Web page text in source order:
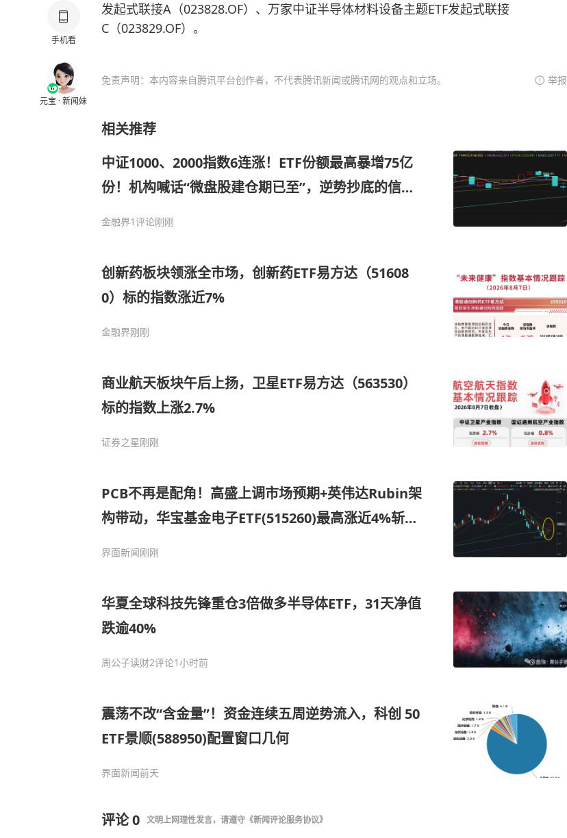
手机看
元宝 · 新闻妹
发起式联接A（023828.OF）、万家中证半导体材料设备主题ETF发起式联接
C（023829.OF）。
免责声明：本内容来自腾讯平台创作者，不代表腾讯新闻或腾讯网的观点和立场。 举报
相关推荐
中证1000、2000指数6连涨！ETF份额最高暴增75亿
份！机构喊话“微盘股建仓期已至”，逆势抄底的信号
金融界1评论刚刚
创新药板块领涨全市场，创新药ETF易方达（51608
0）标的指数涨近7%
金融界刚刚
商业航天板块午后上扬，卫星ETF易方达（563530）
标的指数上涨2.7%
证券之星刚刚
PCB不再是配角！高盛上调市场预期+英伟达Rubin架
构带动，华宝基金电子ETF(515260)最高涨近4%斩获
界面新闻刚刚
华夏全球科技先锋重仓3倍做多半导体ETF，31天净值
跌逾40%
周公子读财2评论1小时前
震荡不改“含金量”！资金连续五周逆势流入，科创 50
ETF景顺(588950)配置窗口几何
界面新闻前天
评论0 文明上网理性发言，请遵守 《新闻评论服务协议》